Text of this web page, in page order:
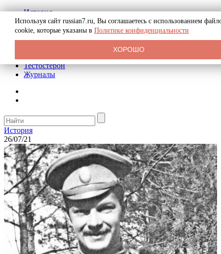
История
Биография
Криминал
Реклама на сайте
Тестостерон
Журналы
История
26/07/21
Используя сайт russian7.ru, Вы соглашаетесь с использованием
cookie, которые указаны в Политике конфиденциальности
ХОРОШО